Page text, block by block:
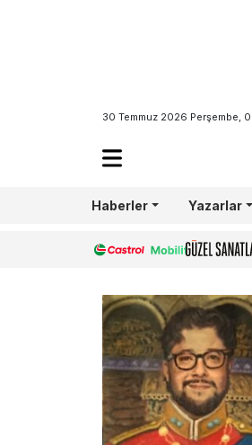
30 Temmuz 2026 Perşembe,
Haberler Yazarlar
Castrol Güzel